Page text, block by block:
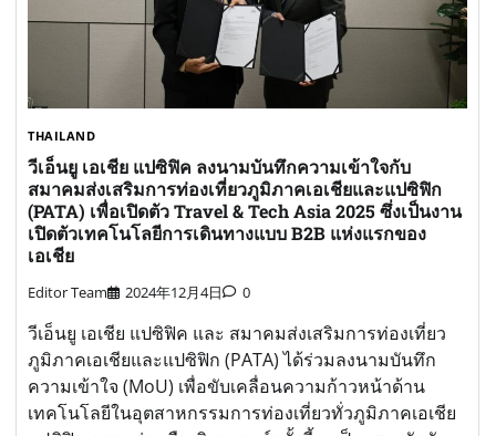
THAILAND
วีเอ็นยู เอเชีย แปซิฟิค ลงนามบันทึกความเข้าใจกับ
สมาคมส่งเสริมการท่องเที่ยวภูมิภาคเอเชียและแปซิฟิก
(PATA) เพื่อเปิดตัว Travel & Tech Asia 2025 ซึ่งเป็นงาน
เปิดตัวเทคโนโลยีการเดินทางแบบ B2B แห่งแรกของ
เอเชีย
Editor Team 2024年12月4日 0
วีเอ็นยู เอเชีย แปซิฟิค และ สมาคมส่งเสริมการท่องเที่ยว
ภูมิภาคเอเชียและแปซิฟิก (PATA) ได้ร่วมลงนามบันทึก
ความเข้าใจ (MoU) เพื่อขับเคลื่อนความก้าวหน้าด้าน
เทคโนโลยีในอุตสาหกรรมการท่องเที่ยวทั่วภูมิภาคเอเชีย